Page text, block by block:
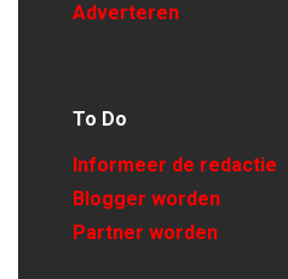
Adverteren
To Do
Informeer de redactie
Blogger worden
Partner worden